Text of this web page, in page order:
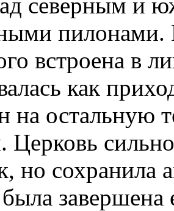
встроена в
как
на остальную
Церковь
но сохранила
завершена